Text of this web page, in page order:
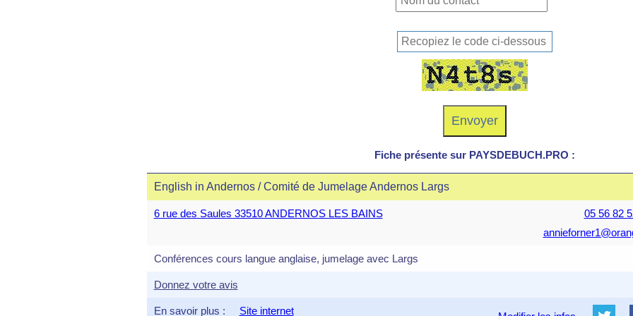
Fiche présente sur PAYSDEBUCH.PRO :
English in Andernos / Comité de Jumelage Andernos Largs
6 rue des Saules 33510 ANDERNOS LES BAINS
05 56 82
Conférences cours langue anglaise, jumelage avec Largs
Donnez votre avis
En savoir plus : Site internet